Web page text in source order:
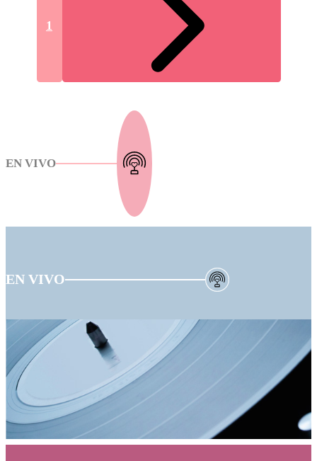
1
EN VIVO
EN VIVO